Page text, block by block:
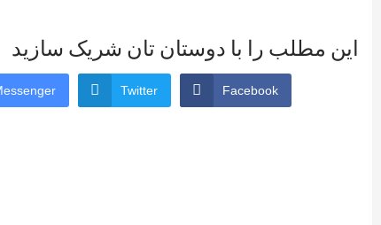
این مطلب را با دوستان تان شریک سازید
Twitter Facebook